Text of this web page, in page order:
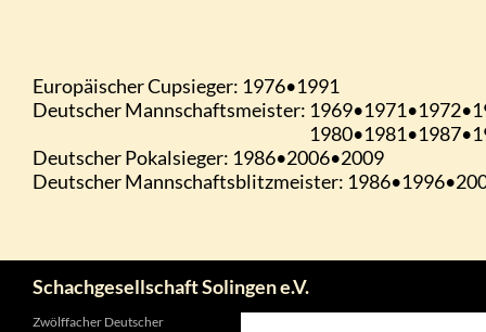
Schachgesellschaft Solingen e.V.
Zwölffacher Deutscher